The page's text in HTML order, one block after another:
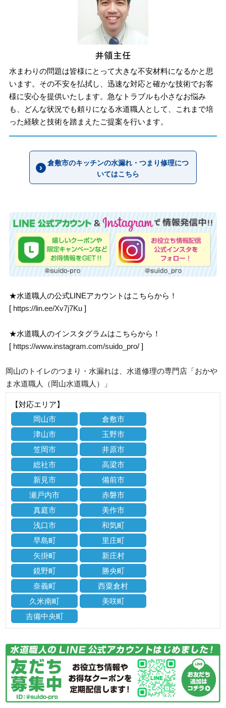
水まわりの問題は皆様にとって大きな不安材料になるかと思
います。その不安を払拭し、迅速な対応と確かな技術でお客
様に安心を提供いたします。急なトラブルも小さなお悩み
も、どんな状況でも頼りになる水道職人として、これまで培
った経験と技術を踏まえたご提案を行います。
倉敷市のキッチンの水漏れ・つまり修理につ
いてはこちら
★水道職人の公式LINEアカウントはこちらから！
[ https://lin.ee/Xv7j7Ku ]
★水道職人のインスタグラムはこちらから！
[ https://www.instagram.com/suido_pro/ ]
岡山のトイレのつまり・水漏れは、水道修理の専門店「おかや
ま水道職人（岡山水道職人）」
【対応エリア】
岡山市
倉敷市
津山市
玉野市
笠岡市
井原市
総社市
高梁市
新見市
備前市
瀬戸内市
赤磐市
真庭市
美作市
浅口市
和気町
早島町
里庄町
矢掛町
新庄村
鏡野町
勝央町
奈義町
西粟倉村
久米南町
美咲町
吉備中央町